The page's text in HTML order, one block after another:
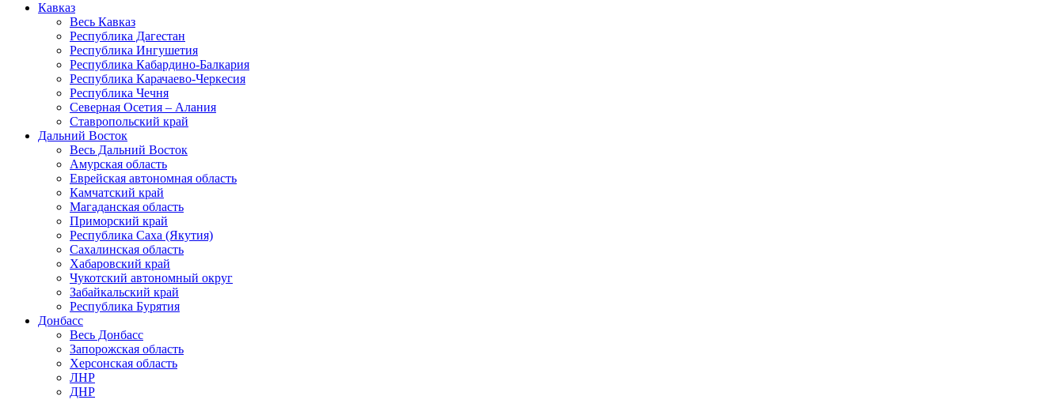
Кавказ
Весь Кавказ
Республика Дагестан
Республика Ингушетия
Республика Кабардино-Балкария
Республика Карачаево-Черкесия
Республика Чечня
Северная Осетия – Алания
Ставропольский край
Дальний Восток
Весь Дальний Восток
Амурская область
Еврейская автономная область
Камчатский край
Магаданская область
Приморский край
Республика Саха (Якутия)
Сахалинская область
Хабаровский край
Чукотский автономный округ
Забайкальский край
Республика Бурятия
Донбасс
Весь Донбасс
Запорожская область
Херсонская область
ЛНР
ДНР